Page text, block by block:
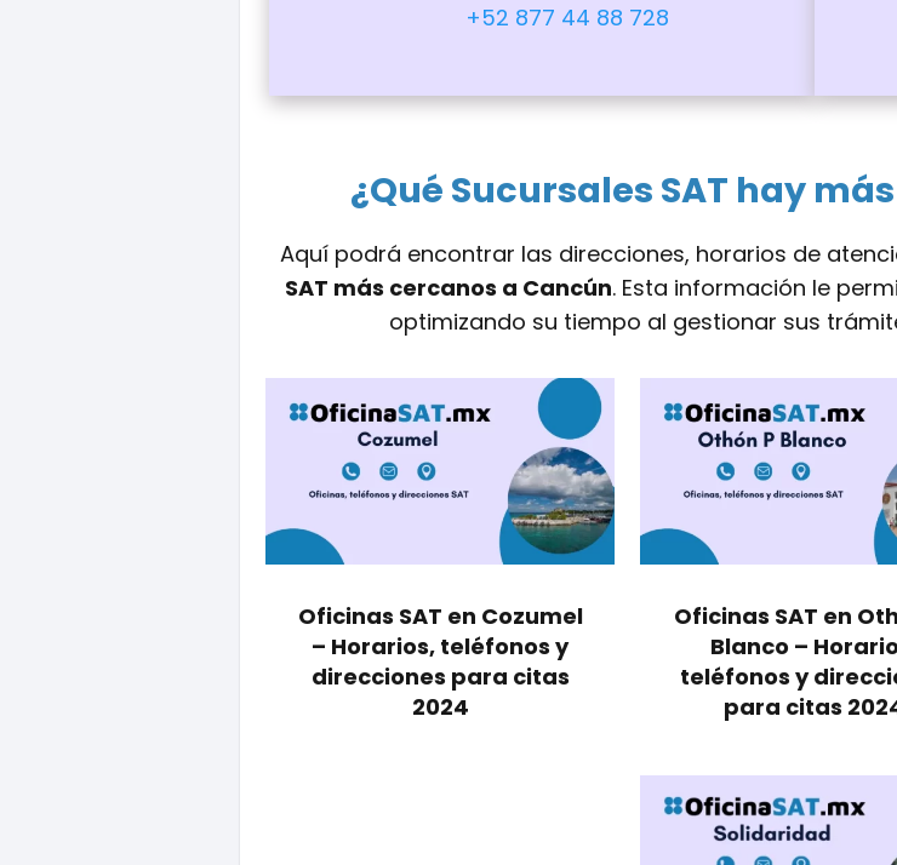
+52 877 44 88 728
¿Qué Sucursales SAT hay
Aquí podrá encontrar las direcciones, horarios de
SAT más cercanos a Cancún. Esta información le
optimizando su tiempo al gestionar sus
Oficinas SAT en Cozumel
– Horarios, teléfonos y
direcciones para citas
2024
Oficinas SAT en
Blanco –
teléfonos y
para citas